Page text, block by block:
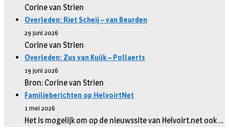
Corine van Strien
Overleden: Riet Scheij – van Beurden
29 juni 2026
Corine van Strien
Overleden: Zus van Kuijk – Pollaerts
19 juni 2026
Bron: Corine van Strien
Familieberichten op HelvoirtNet
1 mei 2026
Het is mogelijk om op de nieuwssite van Helvoirt.net ook …